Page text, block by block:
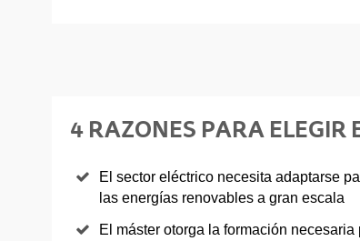
4 RAZONES PARA ELEGIR
El sector eléctrico necesita adaptarse
las energías renovables a gran escala
El máster otorga la formación